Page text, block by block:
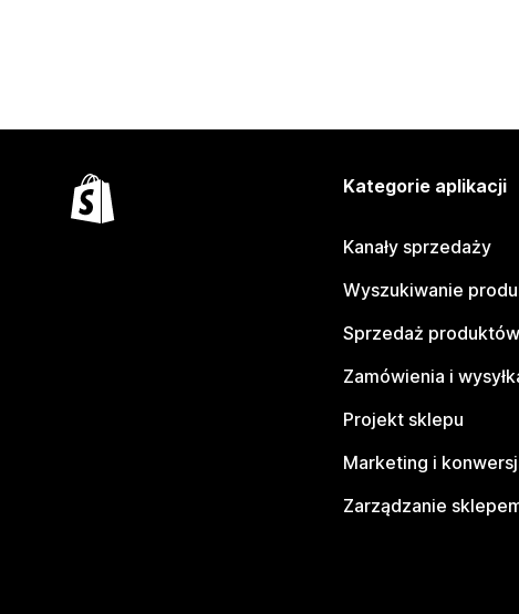
Kategorie aplikacji
Kanały sprzedaży
Wyszukiwanie
Sprzedaż produktów
Zamówienia i
Projekt sklepu
Marketing i
Zarządzanie